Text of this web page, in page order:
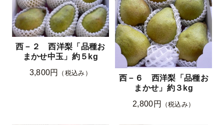
西－２ 西洋梨「品種お
まかせ中玉」約５kg
3,800円
（税込み）
西－６ 西洋梨「品種お
まかせ」約３kg
2,800円
（税込み）